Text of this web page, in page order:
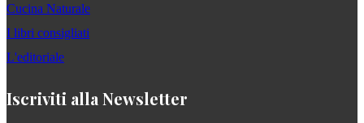
Cucina Naturale
I libri consigliati
L'editoriale
Iscriviti alla Newsletter